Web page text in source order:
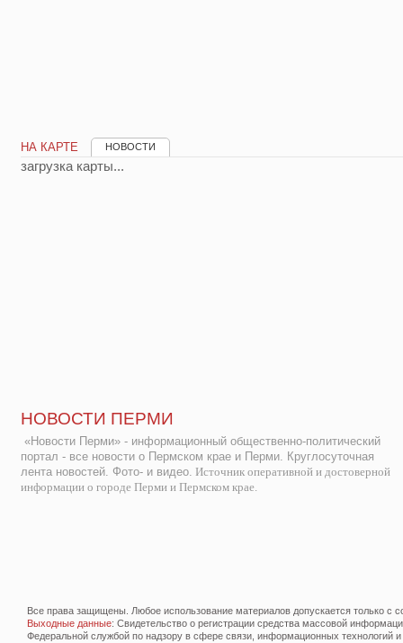
НА КАРТЕ НОВОСТИ
загрузка карты...
НОВОСТИ ПЕРМИ
«Новости Перми» - информационный общественно-политический
портал - все новости о Пермском крае и Перми. Круглосуточная
лента новостей. Фото- и видео. Источник оперативной и достоверной
информации о городе Перми и Пермском крае.
Все права защищены. Любое использование материалов допускается только с
Выходные данные: Свидетельство о регистрации средства массовой
Федеральной службой по надзору в сфере связи, информационных технологий